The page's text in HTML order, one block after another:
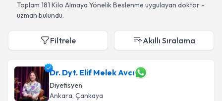
Toplam 181 Kilo Almaya Yönelik Beslenme uygulayan doktor -
uzman bulundu.
Filtrele Akıllı Sıralama
Dr. Dyt. Elif Melek Avcı
Diyetisyen
Ankara, Çankaya